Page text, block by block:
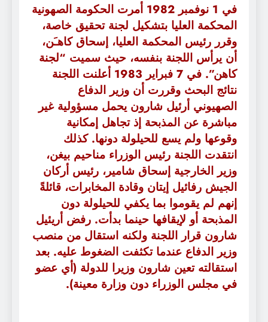
في 1 نوفمبر 1982 أمرت الحكومة الصهونية
المحكمة العليا بتشكيل لجنة تحقيق خاصة،
وقرر رئيس المحكمة العليا، إسحاق كاهـَن،
أن يرأس اللجنة بنفسه، حيث سميت “لجنة
كاهن”. في 7 فبراير 1983 أعلنت اللجنة
نتائج البحث وقررت أن وزير الدفاع
الصهيوني أرئيل شارون يحمل مسؤولية غير
مباشرة عن المذبحة إذ تجاهل إمكانية
وقوعها ولم يسع للحيلولة دونها. كذلك
انتقدت اللجنة رئيس الوزراء مناحيم بيغن،
وزير الخارجية إسحاق شامير، رئيس أركان
الجيش رفائيل إيتان وقادة المخابرات، قائلةً
إنهم لم يقوموا بما يكفي للحيلولة دون
المذبحة أو لإيقافها حينما بدأت. رفض أريئيل
شارون قرار اللجنة ولكنه استقال من منصب
وزير الدفاع عندما تكثفت الضغوط عليه. بعد
استقالته تعين شارون وزيرا للدولة (أي عضو
في مجلس الوزراء دون وزارة معينة).